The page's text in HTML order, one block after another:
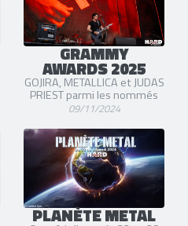
GRAMMY
AWARDS 2025
GOJIRA, METALLICA et JUDAS
PRIEST parmi les nommés
09/11/2024
PLANÈTE METAL